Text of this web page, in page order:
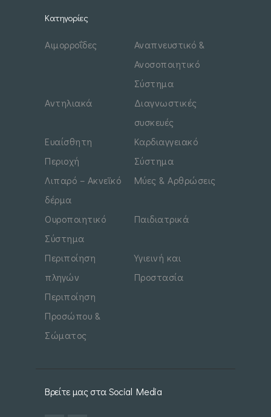
Κατηγορίες
Αιμορροΐδες
Αναπνευστικό &
Ανοσοποιητικό
Σύστημα
Αντηλιακά
Διαγνωστικές
συσκευές
Ευαίσθητη
Περιοχή
Καρδιαγγειακό
Σύστημα
Λιπαρό – Ακνεϊκό
δέρμα
Μύες & Αρθρώσεις
Ουροποιητικό
Σύστημα
Παιδιατρικά
Περιποίηση
πληγών
Υγιεινή και
Προστασία
Περιποίηση
Προσώπου &
Σώματος
Βρείτε μας στα Social Media